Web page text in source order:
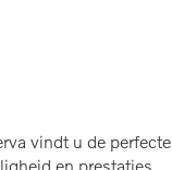
vindt u de perfecte
en prestaties